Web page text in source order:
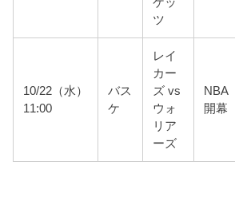
ケッ
ツ
10/22（水）
11:00
バス
ケ
レイ
カー
ズ vs
ウォ
リア
ーズ
NBA
開幕